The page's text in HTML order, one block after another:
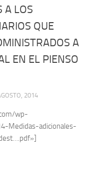
A LOS
QUE
A
EN EL PIENSO
2014
wp-
Medidas-adicionales-